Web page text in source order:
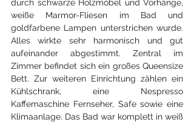
durch schwarze Holzmöbel und Vorhänge,
weiße Marmor-Fliesen im Bad und
goldfarbene Lampen unterstrichen wurde.
Alles wirkte sehr harmonisch und gut
aufeinander abgestimmt. Zentral im
Zimmer befindet sich ein großes Queensize
Bett. Zur weiteren Einrichtung zählen ein
Kühlschrank, eine Nespresso
Kaffemaschine Fernseher, Safe sowie eine
Klimaanlage. Das Bad war komplett in weiß